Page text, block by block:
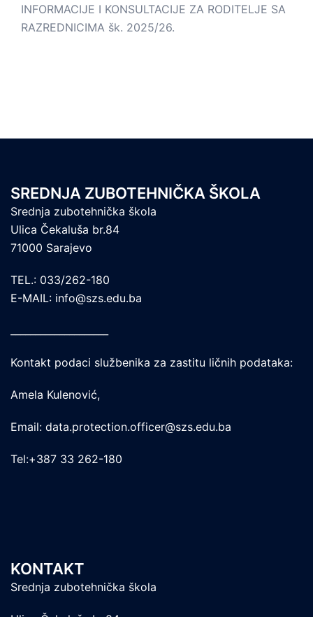
INFORMACIJE I KONSULTACIJE ZA RODITELJE SA
RAZREDNICIMA šk. 2025/26.
SREDNJA ZUBOTEHNIČKA ŠKOLA
Srednja zubotehnička škola
Ulica Čekaluša br.84
71000 Sarajevo
TEL.: 033/262-180
E-MAIL: info@szs.edu.ba
Kontakt podaci službenika za zastitu ličnih podataka:
Amela Kulenović,
Email: data.protection.officer@szs.edu.ba
Tel:+387 33 262-180
KONTAKT
Srednja zubotehnička škola